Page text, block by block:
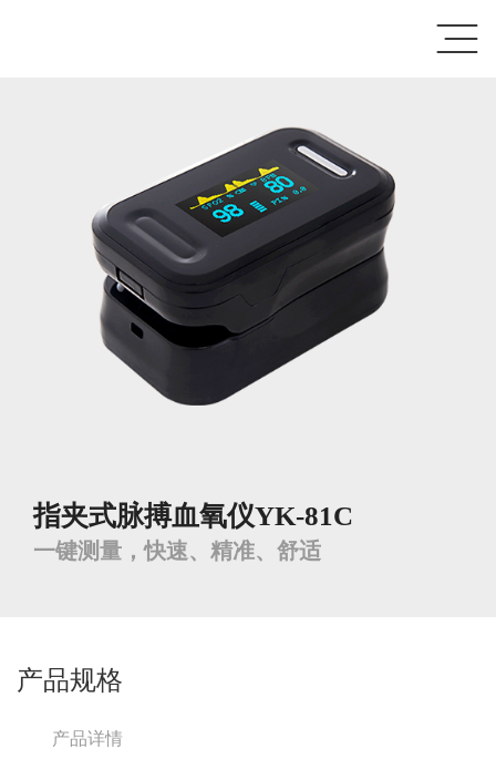
指夹式脉搏血氧仪YK-81C
一键测量，快速、精准、舒适
产品规格
产品详情